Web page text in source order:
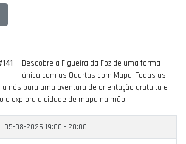
Descobre a Figueira da Foz de uma forma
única com as Quartas com Mapa! Todas as
nós para uma aventura de orientação gratuita e
e explora a cidade de mapa na mão!
05-08-2026 19:00 - 20:00